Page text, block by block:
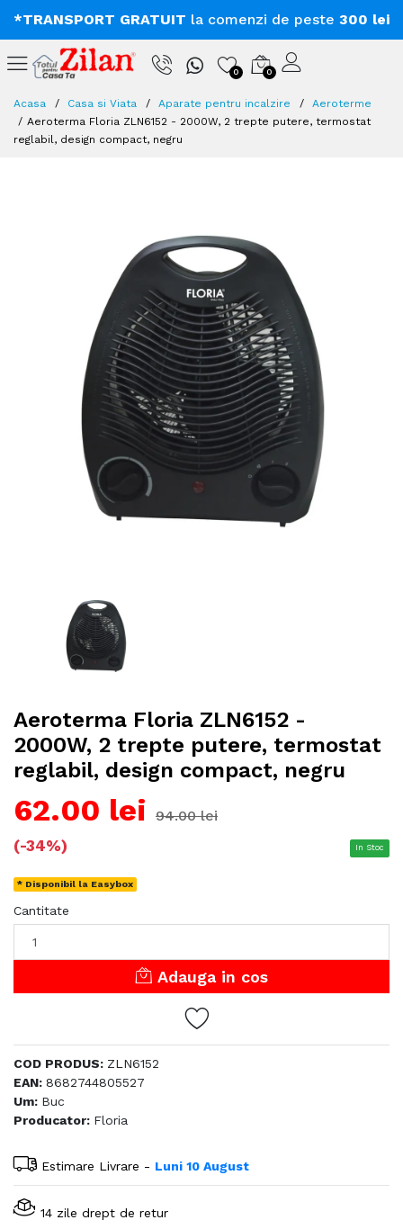
*TRANSPORT GRATUIT la comenzi de peste 300 lei
0 0
Acasa Casa si Viata Aparate pentru incalzire
Aeroterme
Aeroterma Floria ZLN6152 - 2000W, 2 trepte putere, termostat
reglabil, design compact, negru
Aeroterma Floria ZLN6152 -
2000W, 2 trepte putere, termostat
reglabil, design compact, negru
62.00 lei 94.00 lei
(-34%) In Stoc
* Disponibil la Easybox
Cantitate
Adauga in cos
COD PRODUS: ZLN6152
EAN: 8682744805527
Um: Buc
Producator: Floria
Estimare Livrare - Luni 10 August
14 zile drept de retur